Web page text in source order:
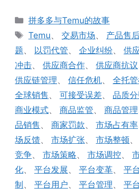
分
类
拼多多与Temu的故事
标
签
Temu、交易市场、 产品售
题、 以罚代管、 企业纠纷、 供
冲击、 供应商合作、 供应商抗议
供应链管理、 信任危机、 全托
全球销售 、 可接受误差、 品质
商业模式、 商品监管、 商品管理
品销售 、 商家罚款、 市场占有率
场反馈、 市场扩张、 市场整顿、
竞争、 市场策略、 市场调控、
化、 平台发展、 平台变革、 平
制 、 平台用户、 平台管理、 平